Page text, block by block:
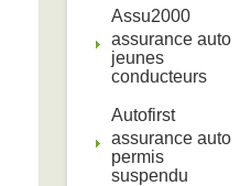
DEVRAIT AUSSI VOUS
INTÉRESSER
Assu2000
assurance auto
jeunes
conducteurs
Autofirst
assurance auto
permis
suspendu